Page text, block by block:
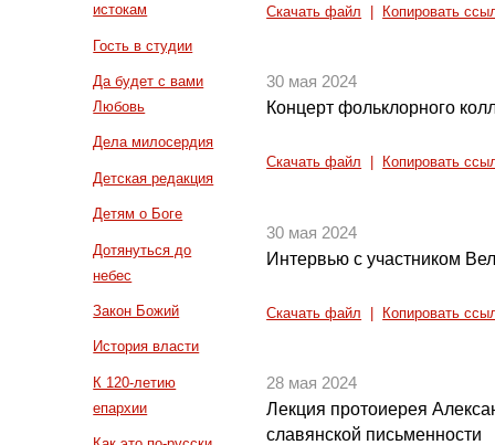
истокам
Гость в студии
Да будет с вами
Любовь
Дела милосердия
Детская редакция
Детям о Боге
Дотянуться до
небес
Закон Божий
История власти
К 120-летию
епархии
Скачать файл Копировать
30 мая 2024
Концерт фольклорного
Скачать файл Копировать
30 мая 2024
Интервью с участником
Скачать файл Копировать
28 мая 2024
Лекция протоиерея
славянской письменности